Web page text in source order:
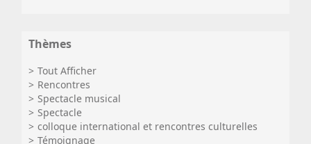
Thèmes
Tout Afficher
Rencontres
Spectacle musical
Spectacle
colloque international et rencontres culturelles
Témoignage